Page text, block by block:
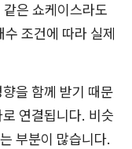
은 쇼케이스라도
조건에 따라 실제
을 함께 받기 때문
연결됩니다. 비슷
부분이 많습니다.